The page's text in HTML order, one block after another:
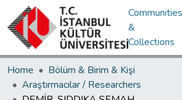
Communities
&
Collections
Home
Bölüm & Birim & Kişi
Araştırmacılar / Researchers